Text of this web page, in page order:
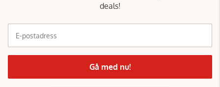
deals!
E-postadress
Gå med nu!